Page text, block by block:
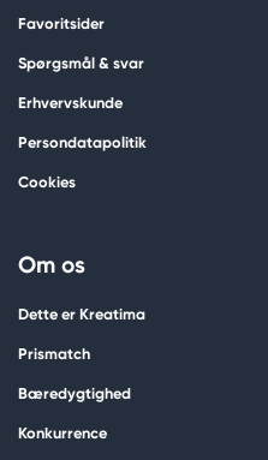
Favoritsider
Spørgsmål & svar
Erhvervskunde
Persondatapolitik
Cookies
Om os
Dette er Kreatima
Prismatch
Bæredygtighed
Konkurrence